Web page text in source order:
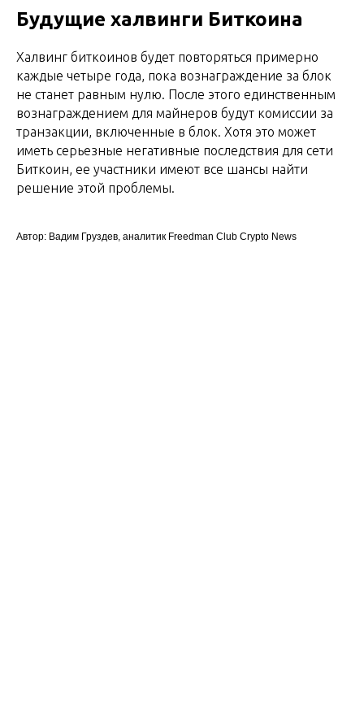
Будущие халвинги Биткоина
Халвинг биткоинов будет повторяться примерно
каждые четыре года, пока вознаграждение за блок
не станет равным нулю. После этого единственным
вознаграждением для майнеров будут комиссии за
транзакции, включенные в блок. Хотя это может
иметь серьезные негативные последствия для сети
Биткоин, ее участники имеют все шансы найти
решение этой проблемы.
Автор: Вадим Груздев, аналитик Freedman Сlub Crypto News